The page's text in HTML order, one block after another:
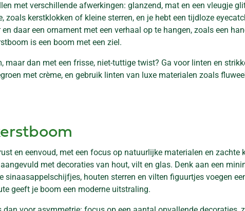
met verschillende afwerkingen: glanzend, mat en een vleugje
zoals kerstklokken of kleine sterren, en je hebt een tijdloze
daar een ornament met een verhaal op te hangen, zoals een
is een boom met een ziel.
maar dan met een frisse, niet-tuttige twist? Ga voor linten en
met crème, en gebruik linten van luxe materialen zoals
en eenvoud, met een focus op natuurlijke materialen en
met decoraties van hout, vilt en glas. Denk aan een
sinaasappelschijfjes, houten sterren en vilten figuurtjes voegen
geeft je boom een moderne uitstraling.